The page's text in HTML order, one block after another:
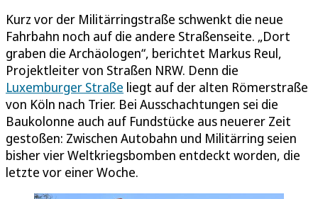
Kurz vor der Militärringstraße schwenkt die neue
Fahrbahn noch auf die andere Straßenseite. „Dort
graben die Archäologen“, berichtet Markus Reul,
Projektleiter von Straßen NRW. Denn die
Luxemburger Straße liegt auf der alten Römerstraße
von Köln nach Trier. Bei Ausschachtungen sei die
Baukolonne auch auf Fundstücke aus neuerer Zeit
gestoßen: Zwischen Autobahn und Militärring seien
bisher vier Weltkriegsbomben entdeckt worden, die
letzte vor einer Woche.